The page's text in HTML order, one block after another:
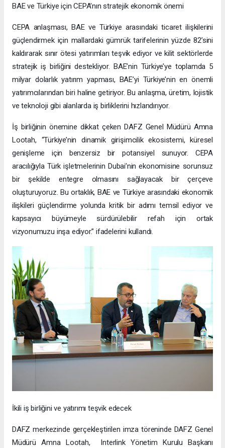
BAE ve Türkiye için CEPA’nın stratejik ekonomik önemi
CEPA anlaşması, BAE ve Türkiye arasındaki ticaret ilişkilerini
güçlendirmek için mallardaki gümrük tarifelerinin yüzde 82’sini
kaldırarak sınır ötesi yatırımları teşvik ediyor ve kilit sektörlerde
stratejik iş birliğini destekliyor. BAE’nin Türkiye’ye toplamda 5
milyar dolarlık yatırım yapması, BAE’yi Türkiye’nin en önemli
yatırımcılarından biri haline getiriyor. Bu anlaşma, üretim, lojistik
ve teknoloji gibi alanlarda iş birliklerini hızlandırıyor.
İş birliğinin önemine dikkat çeken DAFZ Genel Müdürü Amna
Lootah, “Türkiye’nin dinamik girişimcilik ekosistemi, küresel
genişleme için benzersiz bir potansiyel sunuyor. CEPA
aracılığıyla Türk işletmelerinin Dubai’nin ekonomisine sorunsuz
bir şekilde entegre olmasını sağlayacak bir çerçeve
oluşturuyoruz. Bu ortaklık, BAE ve Türkiye arasındaki ekonomik
ilişkileri güçlendirme yolunda kritik bir adımı temsil ediyor ve
kapsayıcı büyümeyle sürdürülebilir refah için ortak
vizyonumuzu inşa ediyor.” ifadelerini kullandı.
İkili iş birliğini ve yatırımı teşvik edecek
DAFZ merkezinde gerçekleştirilen imza töreninde DAFZ Genel
Müdürü Amna Lootah, Interlink Yönetim Kurulu Başkanı